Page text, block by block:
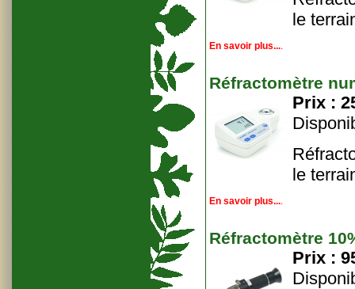
le
En savoir plus....
Réfractomètre
Prix :
le
En savoir plus....
Réfractomètre
Prix :